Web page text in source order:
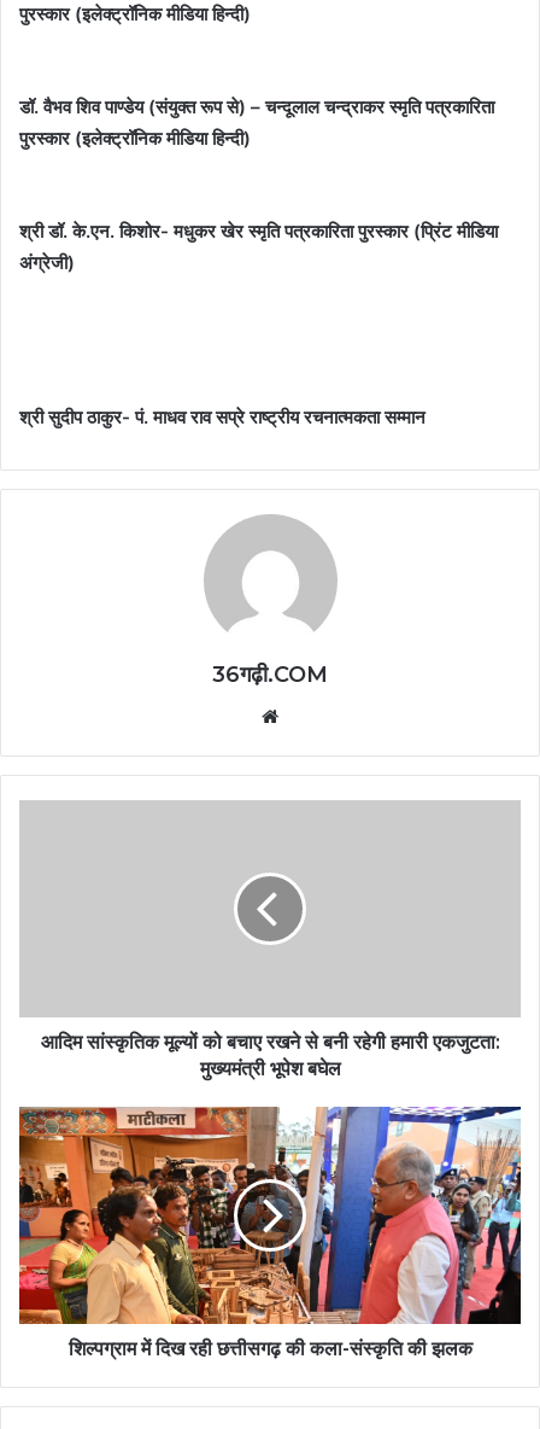
पुरस्कार (इलेक्ट्रॉनिक मीडिया हिन्दी)
डॉ. वैभव शिव पाण्डेय (संयुक्त रूप से) – चन्दूलाल चन्द्राकर स्मृति पत्रकारिता
पुरस्कार (इलेक्ट्रॉनिक मीडिया हिन्दी)
श्री डॉ. के.एन. किशोर- मधुकर खेर स्मृति पत्रकारिता पुरस्कार (प्रिंट मीडिया
अंग्रेजी)
श्री सुदीप ठाकुर- पं. माधव राव सप्रे राष्ट्रीय रचनात्मकता सम्मान
36गढ़ी.COM
आदिम सांस्कृतिक मूल्यों को बचाए रखने से बनी रहेगी हमारी एकजुटता:
मुख्यमंत्री भूपेश बघेल
शिल्पग्राम में दिख रही छत्तीसगढ़ की कला-संस्कृति की झलक